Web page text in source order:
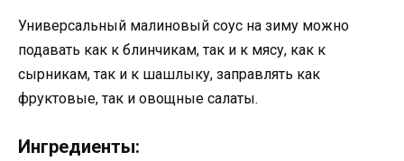
Универсальный малиновый соус на зиму можно
подавать как к блинчикам, так и к мясу, как к
сырникам, так и к шашлыку, заправлять как
фруктовые, так и овощные салаты.
Ингредиенты: